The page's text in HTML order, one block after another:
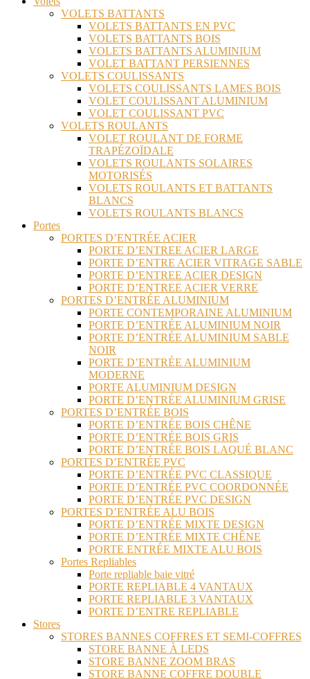
VOLETS BATTANTS
VOLETS BATTANTS EN PVC
VOLETS BATTANTS BOIS
VOLETS BATTANTS ALUMINIUM
VOLET BATTANT PERSIENNES
VOLETS COULISSANTS
VOLETS COULISSANTS LAMES BOIS
VOLET COULISSANT ALUMINIUM
VOLET COULISSANT PVC
VOLETS ROULANTS
VOLET ROULANT DE FORME
TRAPÉZOÏDALE
VOLETS ROULANTS SOLAIRES
MOTORISÉS
VOLETS ROULANTS ET BATTANTS
BLANCS
VOLETS ROULANTS BLANCS
Portes
PORTES D’ENTRÉE ACIER
PORTE D’ENTREE ACIER LARGE
PORTE D’ENTRE ACIER VITRAGE SABLE
PORTE D’ENTREE ACIER DESIGN
PORTE D’ENTREE ACIER VERRE
PORTES D’ENTRÉE ALUMINIUM
PORTE CONTEMPORAINE ALUMINIUM
PORTE D’ENTRÉE ALUMINIUM NOIR
PORTE D’ENTRÉE ALUMINIUM SABLE
NOIR
PORTE D’ENTRÉE ALUMINIUM
MODERNE
PORTE ALUMINIUM DESIGN
PORTE D’ENTRÉE ALUMINIUM GRISE
PORTES D’ENTRÉE BOIS
PORTE D’ENTRÉE BOIS CHÊNE
PORTE D’ENTRÉE BOIS GRIS
PORTE D’ENTRÉE BOIS LAQUÉ BLANC
PORTES D’ENTRÉE PVC
PORTE D’ENTRÉE PVC CLASSIQUE
PORTE D’ENTRÉE PVC COORDONNÉE
PORTE D’ENTRÉE PVC DESIGN
PORTES D’ENTRÉE ALU BOIS
PORTE D’ENTRÉE MIXTE DESIGN
PORTE D’ENTRÉE MIXTE CHÊNE
PORTE ENTRÉE MIXTE ALU BOIS
Portes Repliables
Porte repliable baie vitré
PORTE REPLIABLE 4 VANTAUX
PORTE REPLIABLE 3 VANTAUX
PORTE D’ENTRE REPLIABLE
Stores
STORES BANNES COFFRES ET SEMI-COFFRES
STORE BANNE À LEDS
STORE BANNE ZOOM BRAS
STORE BANNE COFFRE DOUBLE